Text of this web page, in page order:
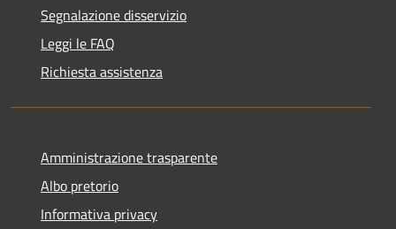
Segnalazione disservizio
Leggi le FAQ
Richiesta assistenza
Amministrazione trasparente
Albo pretorio
Informativa privacy